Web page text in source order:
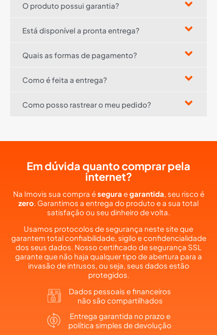
O produto possui garantia?
Está disponível a pronta entrega?
Quais as formas de pagamento?
Como é feita a entrega?
Como posso rastrear o meu pedido?
Em dúvida quanto comprar pela
internet?
Na Imovis sua compra ésegura egarantida, seu risco é
zero. Garantimos a entrega do produto e a sua total
satisfação ou seu dinheiro de volta.
Usamos protocolos de segurança neste site que
garantem total confiabilidade, sigilo e confidencialidade
dos seus dados. Nosso certificado de segurança SSL
garante que não haja qualquer tipo de abertura para a
invasão de intrusos, ou seja, seus dados estão
protegidos.
Dados pessoais e financeiros
não são compartilhados
Entrega garantida no prazo e
política simples de devolução